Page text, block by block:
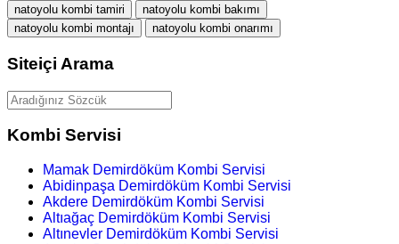
natoyolu kombi tamiri
natoyolu kombi bakımı
natoyolu kombi montajı
natoyolu kombi onarımı
Siteiçi Arama
Kombi Servisi
Mamak Demirdöküm Kombi Servisi
Abidinpaşa Demirdöküm Kombi Servisi
Akdere Demirdöküm Kombi Servisi
Altıağaç Demirdöküm Kombi Servisi
Altınevler Demirdöküm Kombi Servisi